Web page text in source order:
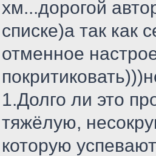
хм...дорогой
списке)а так как
отменное
1.Долго ли это
тяжёлую,
которую